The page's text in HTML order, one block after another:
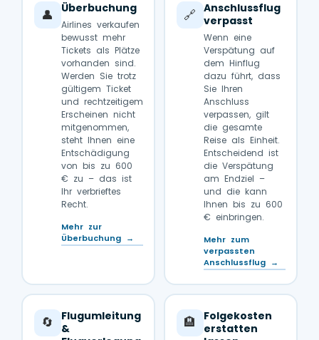
👤 Überbuchung
Airlines verkaufen
bewusst mehr
Tickets als Plätze
vorhanden sind.
Werden Sie trotz
gültigem Ticket
und rechtzeitigem
Erscheinen nicht
mitgenommen,
steht Ihnen eine
Entschädigung
von bis zu 600
€ zu – das ist
Ihr verbrieftes
Recht.
Mehr zur
Überbuchung →
🔗 Anschlussflug
verpasst
Wenn eine
Verspätung auf
dem Hinflug
dazu führt, dass
Sie Ihren
Anschluss
verpassen, gilt
die gesamte
Reise als Einheit.
Entscheidend ist
die Verspätung
am Endziel –
und die kann
Ihnen bis zu 600
€ einbringen.
Mehr zum
verpassten
Anschlussflug →
🔄
Flugumleitung
&
🏨
Folgekosten
erstatten